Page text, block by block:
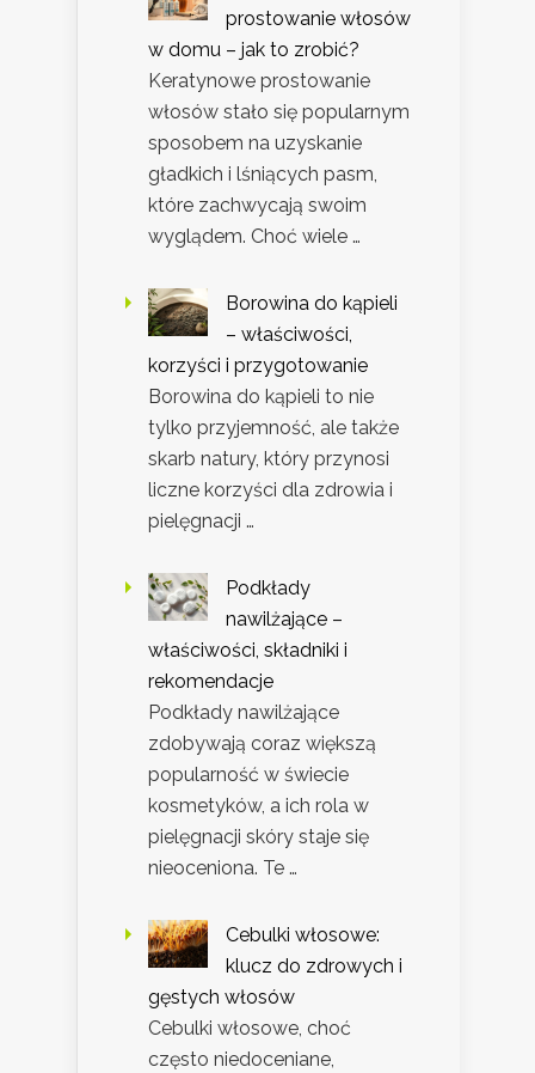
prostowanie włosów
w domu – jak to zrobić?
Keratynowe prostowanie
włosów stało się popularnym
sposobem na uzyskanie
gładkich i lśniących pasm,
które zachwycają swoim
wyglądem. Choć wiele …
Borowina do kąpieli
– właściwości,
korzyści i przygotowanie
Borowina do kąpieli to nie
tylko przyjemność, ale także
skarb natury, który przynosi
liczne korzyści dla zdrowia i
pielęgnacji …
Podkłady
nawilżające –
właściwości, składniki i
rekomendacje
Podkłady nawilżające
zdobywają coraz większą
popularność w świecie
kosmetyków, a ich rola w
pielęgnacji skóry staje się
nieoceniona. Te …
Cebulki włosowe:
klucz do zdrowych i
gęstych włosów
Cebulki włosowe, choć
często niedoceniane,